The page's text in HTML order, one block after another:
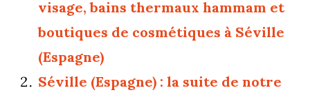
visage, bains thermaux hammam et
boutiques de cosmétiques à Séville
(Espagne)
Séville (Espagne) : la suite de notre